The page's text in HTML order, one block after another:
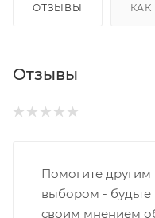
ОТЗЫВЫ КАК
Отзывы
Помогите другим
выбором - будьте
своим мнением